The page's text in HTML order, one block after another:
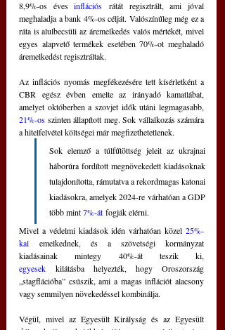
8,9%-os éves inflációs rátát regisztrált, ami jóval
meghaladja a bank 4%-os célját. Valószínűleg még ez a
ráta is alulbecsüli az áremelkedés valós mértékét, mivel
egyes alapvető termékek esetében 70%-ot meghaladó
áremelkedést regisztráltak.
Az inflációs nyomás megfékezésére tett kísérletként a
CBR egész évben emelte az irányadó kamatlábat,
21%-os szinten állapított meg. Sok vállalkozás számára
a hitelfelvétel költségei már megfizethetetlenek.
Sok elemző a túlfűtöttség jeleit az ukrajnai
háborúra fordított megnövekedett kiadásoknak
tulajdonította, rámutatva a rekordmagas katonai
kiadásokra, amelyek 2024-re várhatóan a GDP
több mint 7%-át fogják elérni.
Mivel a védelmi kiadások idén várhatóan közel 25%-
kal emelkednek, és a szövetségi kormányzat
egyesek kilátásba helyezték, hogy Oroszország
„stagflációba” csúszik, ami a magas inflációt alacsony
vagy semmilyen növekedéssel kombinálja.
Végül, mivel az Egyesült Királyság és az Egyesült